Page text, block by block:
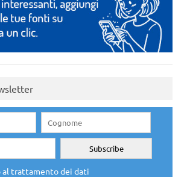
al trattamento dei dati